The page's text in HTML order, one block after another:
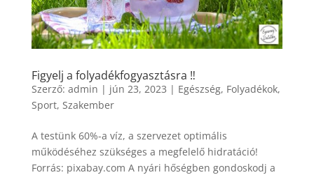
Figyelj a folyadékfogyasztásra ‼️
Szerző: admin | jún 23, 2023 | Egészség, Folyadékok,
Sport, Szakember
A testünk 60%-a víz, a szervezet optimális
működéséhez szükséges a megfelelő hidratáció!
Forrás: pixabay.com A nyári hőségben gondoskodj a